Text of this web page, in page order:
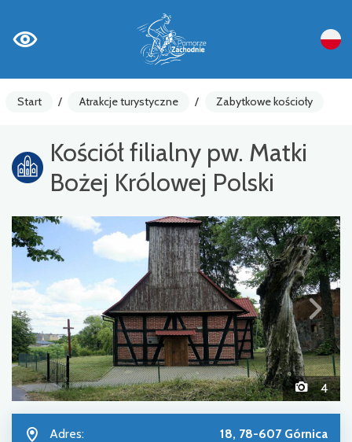
Start / Atrakcje turystyczne / Zabytkowe kościoły
Kościół filialny pw. Matki
Bożej Królowej Polski
4
Adres: 18, 78-607 Górnica